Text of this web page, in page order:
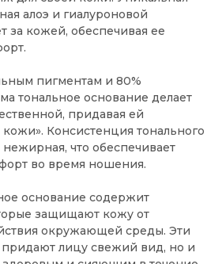
алоэ и гиалуроновой
за кожей, обеспечивая ее
пигментам и 80%
тональное основание делает
придавая ей
Консистенция тонального
что обеспечивает
во время ношения.
основание содержит
защищают кожу от
окружающей среды. Эти
придают лицу свежий вид, но и